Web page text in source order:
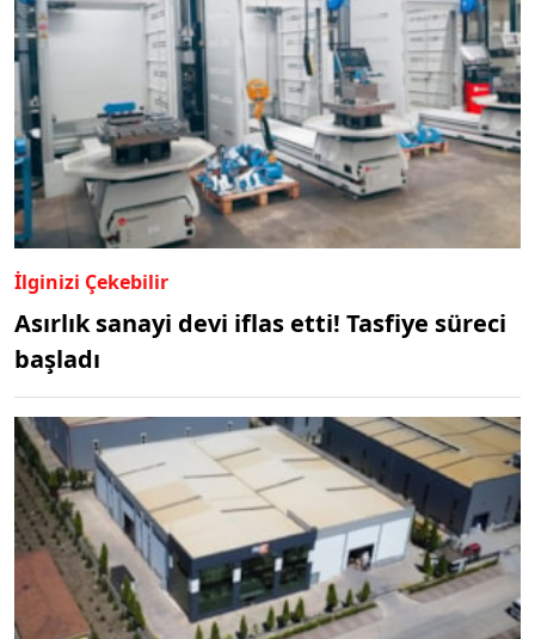
İlginizi Çekebilir
Asırlık sanayi devi iflas etti! Tasfiye süreci
başladı